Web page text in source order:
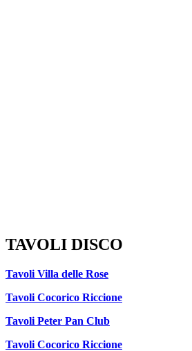
TAVOLI DISCO
Tavoli Villa delle Rose
Tavoli Cocorico Riccione
Tavoli Peter Pan Club
Tavoli Cocorico Riccione